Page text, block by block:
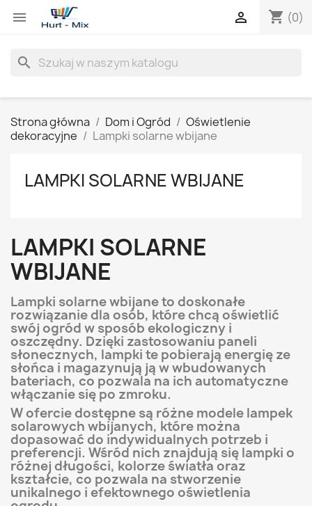
 shopping_cart (0)

search
Strona główna Dom i Ogród
Oświetlenie
dekoracyjne
Lampki solarne wbijane
LAMPKI SOLARNE WBIJANE
LAMPKI SOLARNE
WBIJANE
Lampki solarne wbijane to doskonałe
rozwiązanie dla osób, które chcą oświetlić
swój ogród w sposób ekologiczny i
oszczędny. Dzięki zastosowaniu paneli
słonecznych, lampki te pobierają energię ze
słońca i magazynują ją w wbudowanych
bateriach, co pozwala na ich automatyczne
włączanie się po zmroku.
W ofercie dostępne są różne modele lampek
solarowych wbijanych, które można
dopasować do indywidualnych potrzeb i
preferencji. Wśród nich znajdują się lampki o
różnej długości, kolorze światła oraz
kształcie, co pozwala na stworzenie
unikalnego i efektownego oświetlenia